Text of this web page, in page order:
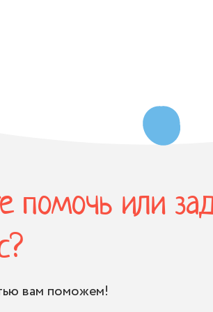
помочь или
вам поможем!